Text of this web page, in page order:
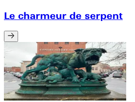
Le charmeur de serpent